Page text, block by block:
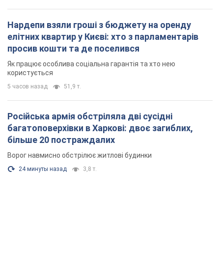
Нардепи взяли гроші з бюджету на оренду
елітних квартир у Києві: хто з парламентарів
просив кошти та де поселився
Як працює особлива соціальна гарантія та хто нею
користується
5 часов назад 51,9 т.
Російська армія обстріляла дві сусідні
багатоповерхівки в Харкові: двоє загиблих,
більше 20 постраждалих
Ворог навмисно обстрілює житлові будинки
24 минуты назад 3,8 т.